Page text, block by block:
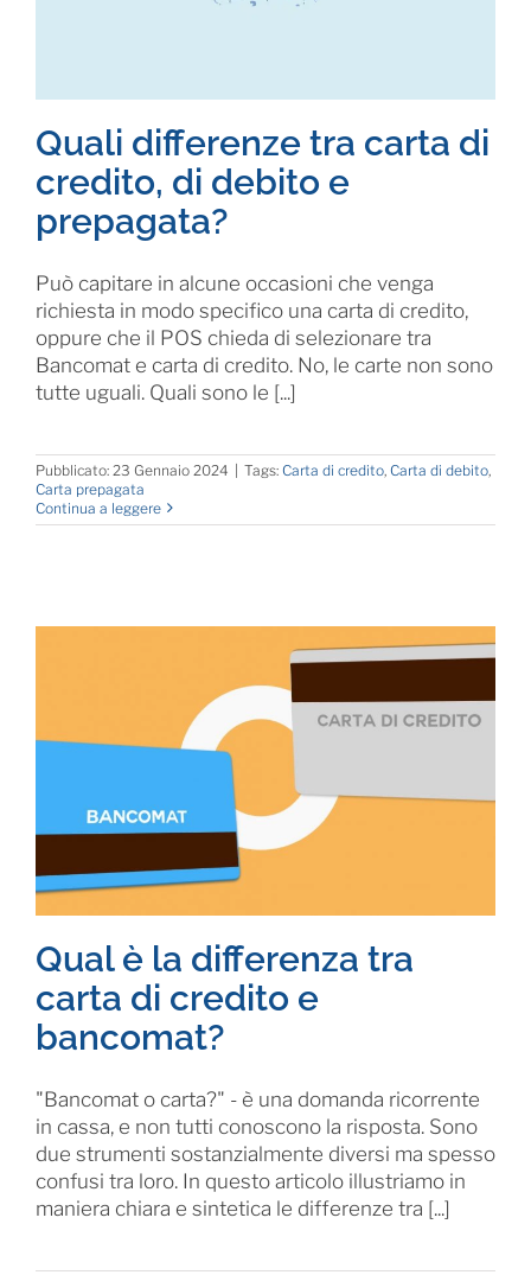
Quali differenze tra carta di
credito, di debito e
prepagata?
Può capitare in alcune occasioni che venga
richiesta in modo specifico una carta di credito,
oppure che il POS chieda di selezionare tra
Bancomat e carta di credito. No, le carte non sono
tutte uguali. Quali sono le [...]
Pubblicato: 23 Gennaio 2024 | Tags: Carta di credito, Carta di debito,
Carta prepagata
Continua a leggere
Qual è la differenza tra
carta di credito e
bancomat?
"Bancomat o carta?" - è una domanda ricorrente
in cassa, e non tutti conoscono la risposta. Sono
due strumenti sostanzialmente diversi ma spesso
confusi tra loro. In questo articolo illustriamo in
maniera chiara e sintetica le differenze tra [...]